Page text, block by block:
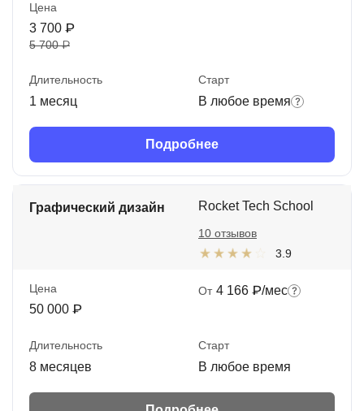
Цена
3 700 ₽
5 700 ₽
Длительность
1 месяц
Старт
В любое время
Подробнее
Графический дизайн Rocket Tech School
3.9
10 отзывов
Цена
50 000 ₽
От 4 166 ₽/мес
Длительность
8 месяцев
Старт
В любое время